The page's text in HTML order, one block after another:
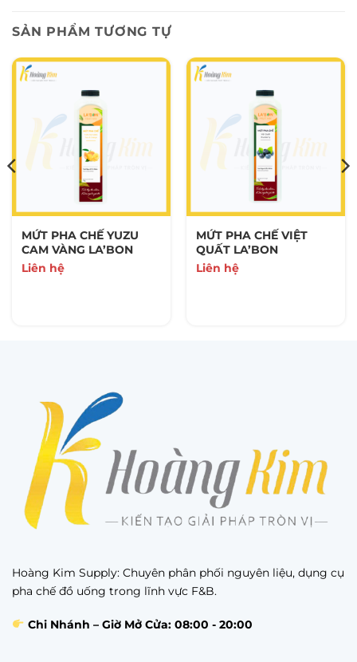
SẢN PHẨM TƯƠNG TỰ
MỨT PHA CHẾ YUZU
CAM VÀNG LA’BON
Liên hệ
MỨT PHA CHẾ VIỆT
QUẤT LA’BON
Liên hệ
Hoàng Kim Supply: Chuyên phân phối nguyên liệu, dụng cụ
pha chế đồ uống trong lĩnh vực F&B.
Chi Nhánh – Giờ Mở Cửa: 08:00 - 20:00